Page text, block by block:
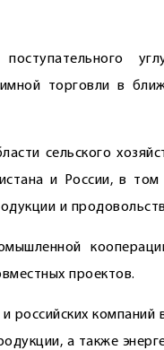
торговли в
сельского
и России, в том
и
проектов.
российских компаний
а также